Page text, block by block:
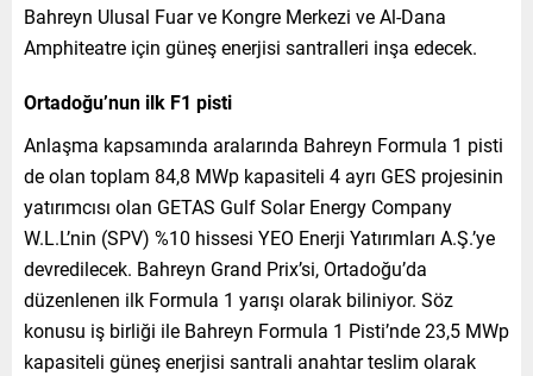
Bahreyn Ulusal Fuar ve Kongre Merkezi ve Al-Dana
Amphiteatre için güneş enerjisi santralleri inşa edecek.
Ortadoğu’nun ilk F1 pisti
Anlaşma kapsamında aralarında Bahreyn Formula 1 pisti
de olan toplam 84,8 MWp kapasiteli 4 ayrı GES projesinin
yatırımcısı olan GETAS Gulf Solar Energy Company
W.L.L’nin (SPV) %10 hissesi YEO Enerji Yatırımları A.Ş.’ye
devredilecek. Bahreyn Grand Prix’si, Ortadoğu’da
düzenlenen ilk Formula 1 yarışı olarak biliniyor. Söz
konusu iş birliği ile Bahreyn Formula 1 Pisti’nde 23,5 MWp
kapasiteli güneş enerjisi santrali anahtar teslim olarak